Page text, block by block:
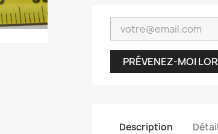
PRÉVENEZ-MOI
Description